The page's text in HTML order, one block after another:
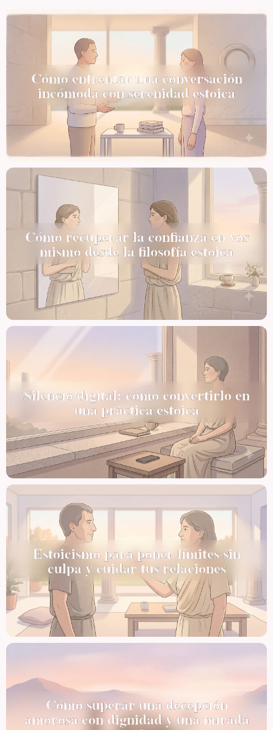
Cómo enfrentar una conversación
incómoda con serenidad estoica
Cómo recuperar la confianza en vos
mismo desde la filosofía estoica
Silencio digital: cómo convertirlo en
una práctica estoica
Estoicismo para poner límites sin
culpa y cuidar tus relaciones
Cómo superar una decepción
amorosa con dignidad y una mirada